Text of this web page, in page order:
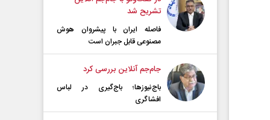
تشریح شد
فاصله ایران با پیشرو‌ان هوش
مصنوعی قابل جبران است
جام‌جم آنلاین بررسی کرد
باج‌نیوزها؛ باج‌گیری در لباس
افشاگری